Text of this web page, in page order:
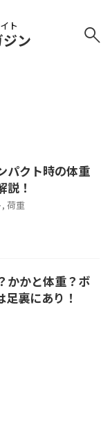
ト
ン
パクト時の体重
説！
, 荷重
かかと体重？ボ
裏にあり！